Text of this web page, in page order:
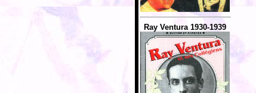
Ray Ventura 1930-1939